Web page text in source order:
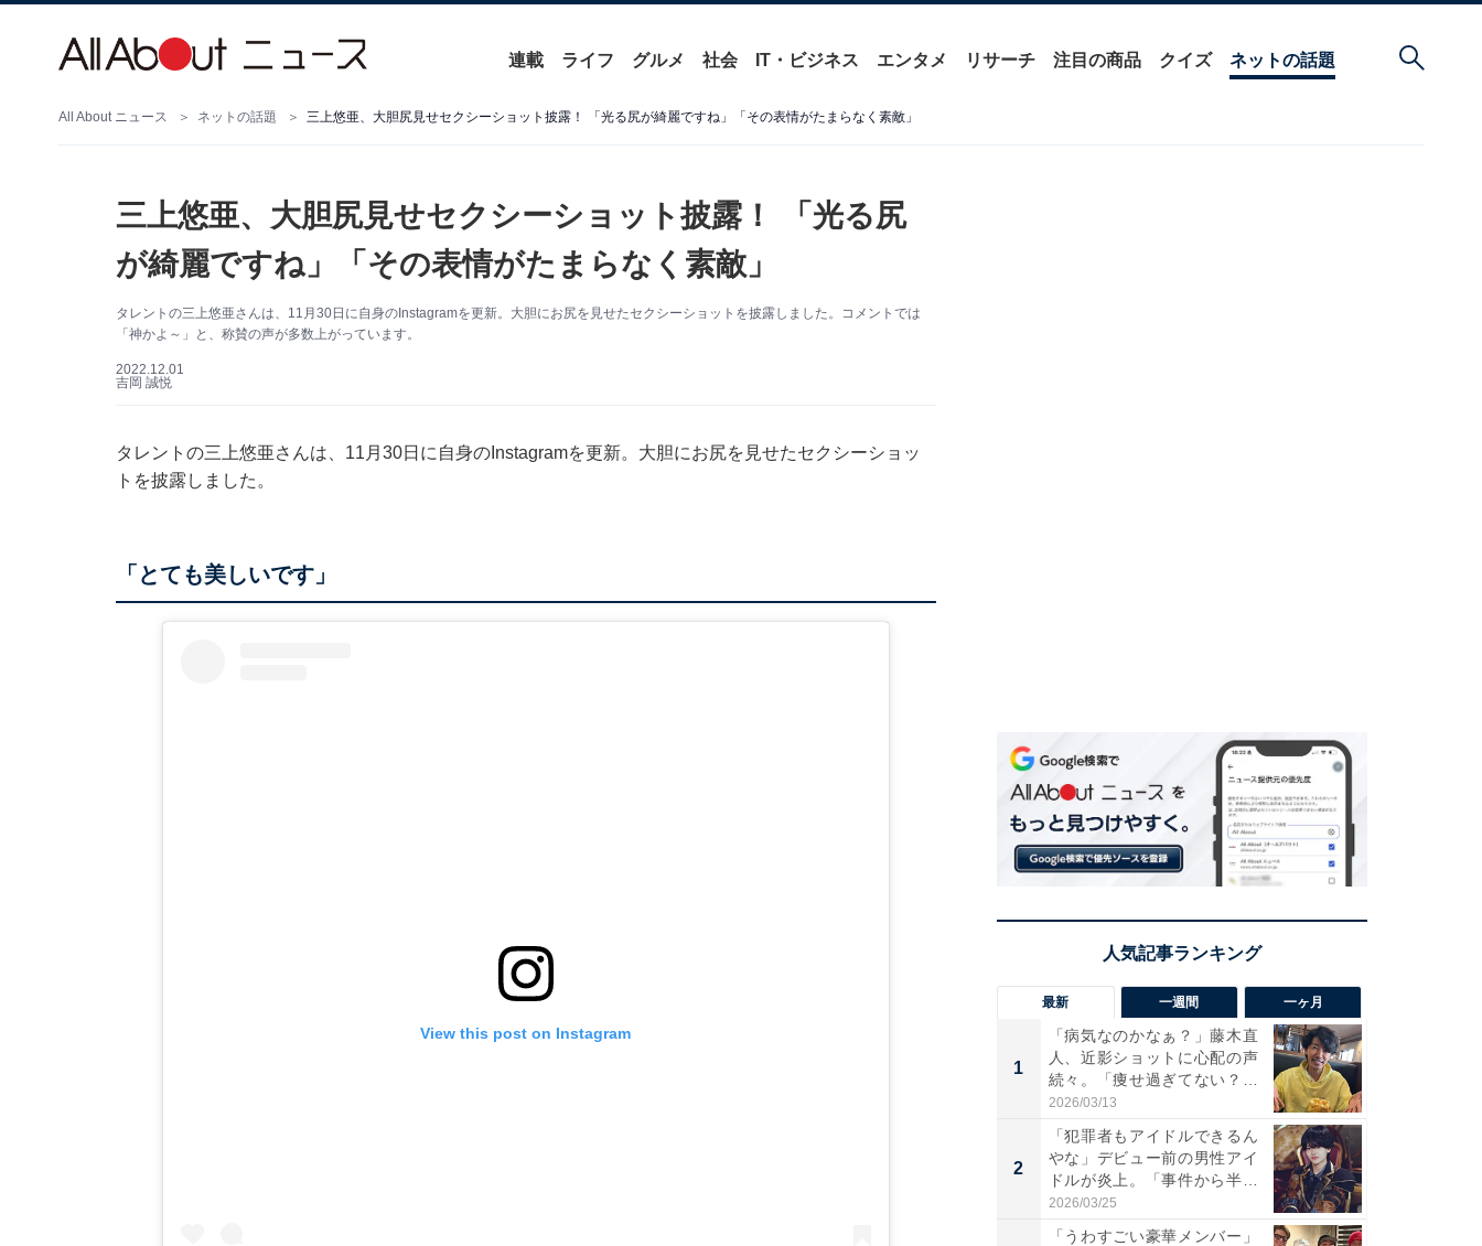
連載 ライフ グルメ 社会 IT・ビジネス エンタメ リサーチ 注目の商品 クイズ ネットの話題
All About ニュース ネットの話題 三上悠亜、大胆尻見せセクシーショット披露！ 「光る尻が綺麗ですね」「その表情がたまらなく素敵」
三上悠亜、大胆尻見せセクシーショット披露！ 「光る尻
が綺麗ですね」「その表情がたまらなく素敵」
タレントの三上悠亜さんは、11月30日に自身のInstagramを更新。大胆にお尻を見せたセクシーショットを披露しました。コメントでは
「神かよ～」と、称賛の声が多数上がっています。
2022.12.01
吉岡 誠悦
タレントの三上悠亜さんは、11月30日に自身のInstagramを更新。大胆にお尻を見せたセクシーショッ
トを披露しました。
「とても美しいです」
View this post on Instagram
最新 一週間 一ヶ月
1
「病気なのかなぁ？」藤木直
人、近影ショットに心配の声
続々。「痩せ過ぎてない？」
「...
2026/03/13
2
「犯罪者もアイドルできるん
やな」デビュー前の男性アイ
ドルが炎上。「事件から半年
も...
2026/03/25
「うわすごい豪華メンバー」